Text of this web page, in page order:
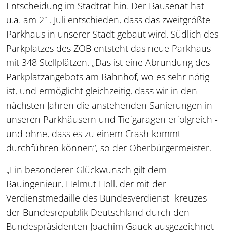
Entscheidung im Stadtrat hin. Der Bausenat hat
u.a. am 21. Juli entschieden, dass das zweitgrößte
Parkhaus in unserer Stadt gebaut wird. Südlich des
Parkplatzes des ZOB entsteht das neue Parkhaus
mit 348 Stellplätzen. „Das ist eine Abrundung des
Parkplatzangebots am Bahnhof, wo es sehr nötig
ist, und ermöglicht gleichzeitig, dass wir in den
nächsten Jahren die anstehenden Sanierungen in
unseren Parkhäusern und Tiefgaragen erfolgreich -
und ohne, dass es zu einem Crash kommt -
durchführen können“, so der Oberbürgermeister.
„Ein besonderer Glückwunsch gilt dem
Bauingenieur, Helmut Holl, der mit der
Verdienstmedaille des Bundesverdienst- kreuzes
der Bundesrepublik Deutschland durch den
Bundespräsidenten Joachim Gauck ausgezeichnet